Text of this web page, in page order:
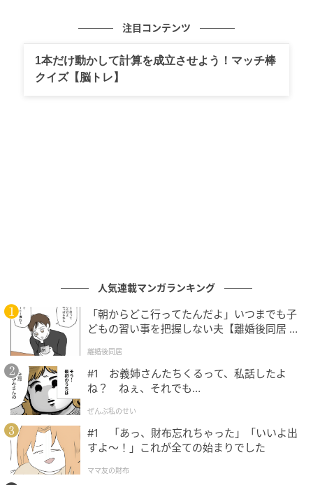
んー、連立方程式か…？
いや意外と面倒！？
注目コンテンツ
1本だけ動かして計算を成立させよう！マッチ棒
クイズ【脳トレ】
人気連載マンガランキング
「朝からどこ行ってたんだよ」いつまでも子
どもの習い事を把握しない夫【離婚後同居 Vo
離婚後同居
#1 お義姉さんたちくるって、私話したよ
ね？ ねぇ、それでも…
ぜんぶ私のせい
#1 「あっ、財布忘れちゃった」「いいよ出
すよ〜！」これが全ての始まりでした
ママ友の財布